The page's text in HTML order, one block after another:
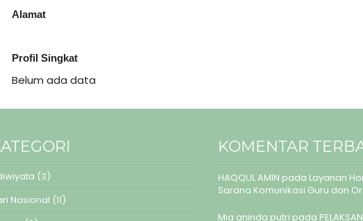
Alamat
Profil Singkat
Belum ada data
(3)
Nasional (11)
KOMENTAR
HAQQUL AMIN pada Layanan
Sarana Komunikasi Guru dan
Mia aninda putri pada